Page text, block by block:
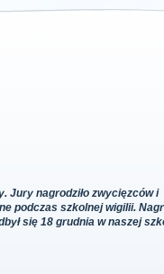
Jury nagrodziło zwycięzców i
podczas szkolnej wigilii.
się 18 grudnia w naszej